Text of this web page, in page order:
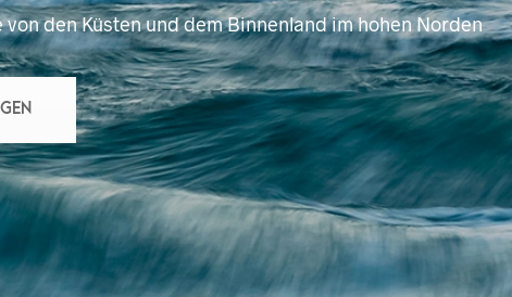
den Küsten und dem Binnenland im hohen Norden